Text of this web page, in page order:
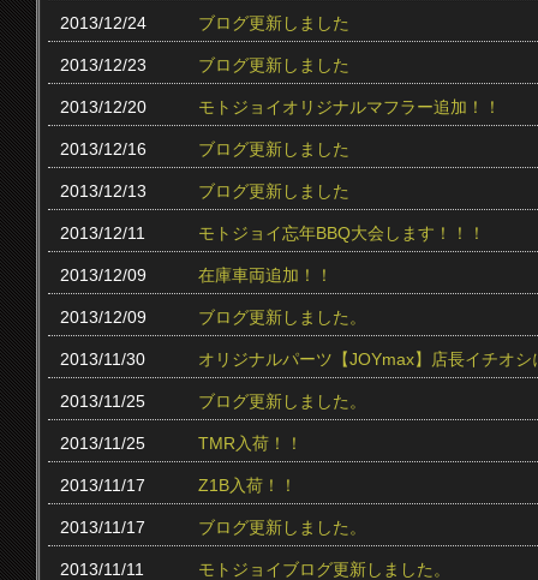
2013/12/24 ブログ更新しました
2013/12/23 ブログ更新しました
2013/12/20 モトジョイオリジナルマフラー追加！！
2013/12/16 ブログ更新しました
2013/12/13 ブログ更新しました
2013/12/11 モトジョイ忘年BBQ大会します！！！
2013/12/09 在庫車両追加！！
2013/12/09 ブログ更新しました。
2013/11/30 オリジナルパーツ【JOYmax】店長イチオ
2013/11/25 ブログ更新しました。
2013/11/25 TMR入荷！！
2013/11/17 Z1B入荷！！
2013/11/17 ブログ更新しました。
2013/11/11 モトジョイブログ更新しました。